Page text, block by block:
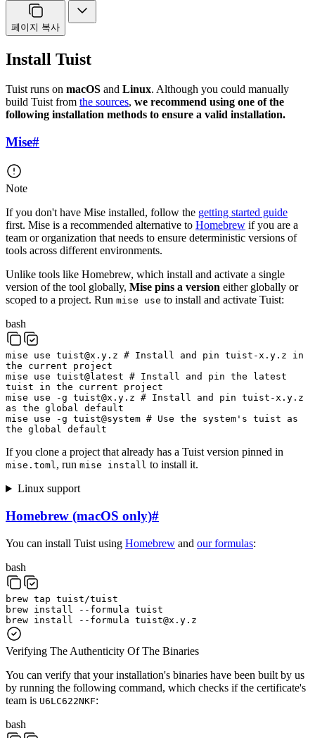
페이지 복사
Install Tuist
Tuist runs on macOS and Linux. Although you could manually
build Tuist from the sources, we recommend using one of the
following installation methods to ensure a valid installation.
Mise#
Note
If you don't have Mise installed, follow the getting started guide
first. Mise is a recommended alternative to Homebrew if you are a
team or organization that needs to ensure deterministic versions of
tools across different environments.
Unlike tools like Homebrew, which install and activate a single
version of the tool globally, Mise pins a version either globally or
scoped to a project. Run mise use to install and activate Tuist:
bash
mise use tuist@x.y.z # Install and pin tuist-x.y.z in
the current project
mise
use tuist@latest # Install and pin the latest
tuist in the current project
mise
use -g tuist@x.y.z # Install and pin tuist-x.y.z
as the global default
mise
use -g tuist@system # Use the system's tuist as
the global default
If you clone a project that already has a Tuist version pinned in
mise.toml, run mise install to install it.
Linux support
Homebrew (macOS only)#
You can install Tuist using Homebrew and our formulas:
bash
brew tap tuist/tuist
brew install --formula tuist
brew install --formula tuist@x.y.z
Verifying The Authenticity Of The Binaries
You can verify that your installation's binaries have been built by us
by running the following command, which checks if the certificate's
team is U6LC622NKF:
bash